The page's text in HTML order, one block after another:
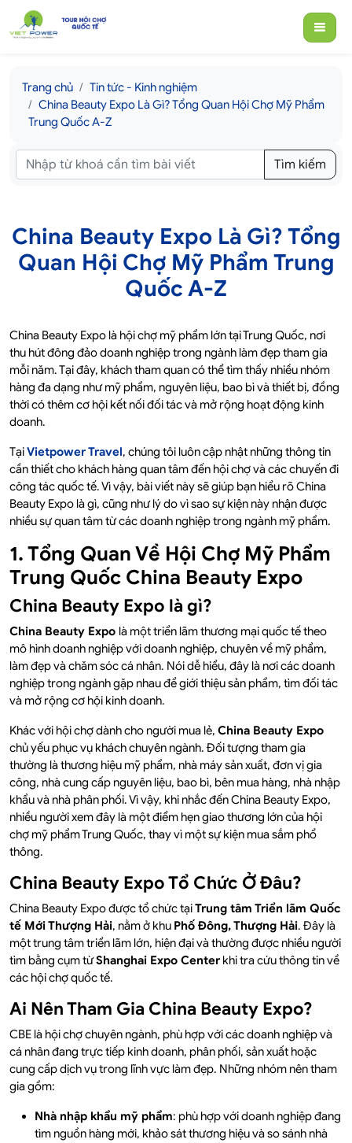
Trang chủ
Tin tức - Kinh nghiệm
China Beauty Expo Là Gì? Tổng Quan Hội Chợ Mỹ Phẩm
Trung Quốc A-Z
Tìm kiếm
China Beauty Expo Là Gì? Tổng
Quan Hội Chợ Mỹ Phẩm Trung
Quốc A-Z
China Beauty Expo là hội chợ mỹ phẩm lớn tại Trung Quốc, nơi
thu hút đông đảo doanh nghiệp trong ngành làm đẹp tham gia
mỗi năm. Tại đây, khách tham quan có thể tìm thấy nhiều nhóm
hàng đa dạng như mỹ phẩm, nguyên liệu, bao bì và thiết bị, đồng
thời có thêm cơ hội kết nối đối tác và mở rộng hoạt động kinh
doanh.
TạiVietpower Travel, chúng tôi luôn cập nhật những thông tin
cần thiết cho khách hàng quan tâm đến hội chợ và các chuyến đi
công tác quốc tế. Vì vậy, bài viết này sẽ giúp bạn hiểu rõ China
Beauty Expo là gì, cũng như lý do vì sao sự kiện này nhận được
nhiều sự quan tâm từ các doanh nghiệp trong ngành mỹ phẩm.
1. Tổng Quan Về Hội Chợ Mỹ Phẩm
Trung Quốc China Beauty Expo
China Beauty Expo là gì?
China Beauty Expo là một triển lãm thương mại quốc tế theo
mô hình doanh nghiệp với doanh nghiệp, chuyên về mỹ phẩm,
làm đẹp và chăm sóc cá nhân. Nói dễ hiểu, đây là nơi các doanh
nghiệp trong ngành gặp nhau để giới thiệu sản phẩm, tìm đối tác
và mở rộng cơ hội kinh doanh.
Khác với hội chợ dành cho người mua lẻ, China Beauty Expo
chủ yếu phục vụ khách chuyên ngành. Đối tượng tham gia
thường là thương hiệu mỹ phẩm, nhà máy sản xuất, đơn vị gia
công, nhà cung cấp nguyên liệu, bao bì, bên mua hàng, nhà nhập
khẩu và nhà phân phối. Vì vậy, khi nhắc đến China Beauty Expo,
nhiều người xem đây là một điểm hẹn giao thương lớn của hội
chợ mỹ phẩm Trung Quốc, thay vì một sự kiện mua sắm phổ
thông.
China Beauty Expo Tổ Chức Ở Đâu?
China Beauty Expo được tổ chức tạiTrung tâm Triển lãm Quốc
tế Mới Thượng Hải, nằm ở khu Phố Đông, Thượng Hải. Đây là
một trung tâm triển lãm lớn, hiện đại và thường được nhiều người
tìm bằng cụm từShanghai Expo Center khi tra cứu thông tin về
các hội chợ quốc tế.
Ai Nên Tham Gia China Beauty Expo?
CBE là hội chợ chuyên ngành, phù hợp với các doanh nghiệp và
cá nhân đang trực tiếp kinh doanh, phân phối, sản xuất hoặc
cung cấp dịch vụ trong lĩnh vực làm đẹp. Những nhóm nên tham
gia gồm:
Nhà nhập khẩu mỹ phẩm: phù hợp với doanh nghiệp đang
tìm nguồn hàng mới, khảo sát thương hiệu và so sánh nhà